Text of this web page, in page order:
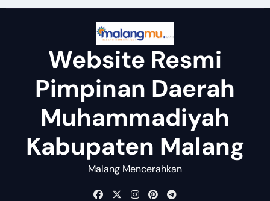
Website Resmi
Pimpinan Daerah
Muhammadiyah
Kabupaten Malang
Malang Mencerahkan